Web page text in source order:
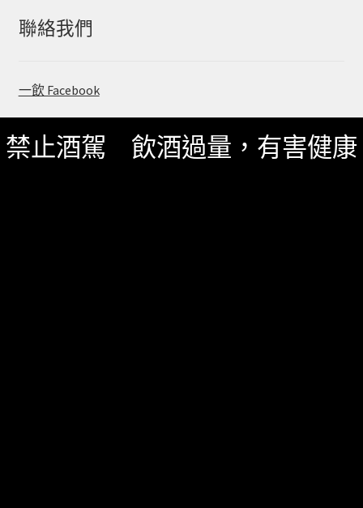
字:
聯絡我們
一飲 Facebook
禁止酒駕 飲酒過量，有害健康